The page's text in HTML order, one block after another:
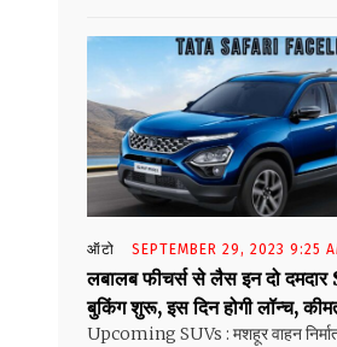
ऑटो SEPTEMBER 29, 2023 9:25
लबालब फीचर्स से लैस इन दो
बुकिंग शुरू, इस दिन होगी लॉन्च,
Upcoming SUVs : मशहूर वाहन